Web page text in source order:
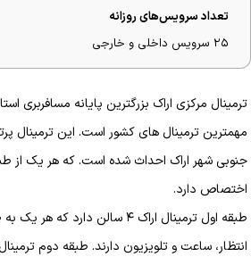
تعداد سرویس‌های روزانه
۲۵ سرویس داخلی و خارجی
ترمینال مرکزی اراک بزرگترین پایانه مسافربری
مهمترین ترمینال های کشور است. این ترمینال
جنوبی شهر اراک احداث شده است. که هر یک
اختصاص دارد.
طبقه اول ترمینال اراک ۴ سالن
انتظار، ساعت و تلویزیون دارند. طبقه دوم